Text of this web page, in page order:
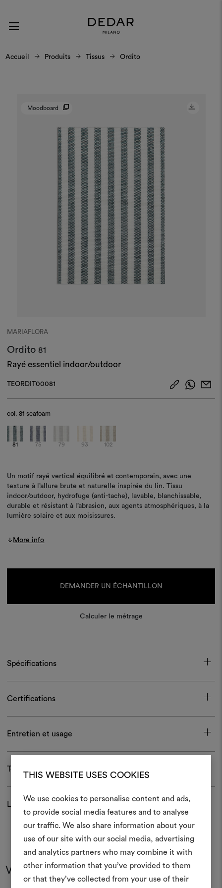
THIS WEBSITE USES COOKIES
We use cookies to personalise content and ads,
to provide social media features and to analyse
our traffic. We also share information about your
use of our site with our social media, advertising
and analytics partners who may combine it with
other information that you’ve provided to them
or that they’ve collected from your use of their
Accueil Produits Tissus Ordito
Moodboard
MARIAFLORA
Ordito 81
Rayé essentiel indoor/outdoor
TEORDIT00081
col.81 seafoam
81 75 79 93 102
Un motif rayé vertical équilibré et contemporain, avec une
texture à l’allure brute et naturelle inspirée du lin. Tissu
indoor/outdoor, hydrofuge (anti-tache), lavable, blanchissable,
durable et résistant à l’abrasion, aux agents atmosphériques, à la
lumière solaire et aux moisissures.
More info
DEMANDER UN ÉCHANTILLON
Calculer le métrage
Spécifications
Certifications
Entretien et usage
Télécharger
Livraison et retour
Vous pourriez aussi aimer
Créer
Un instrument interactif
à vos idées et les partager,
des matériaux et des